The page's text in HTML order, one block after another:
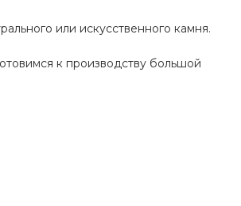
или искусственного камня.
к производству большой